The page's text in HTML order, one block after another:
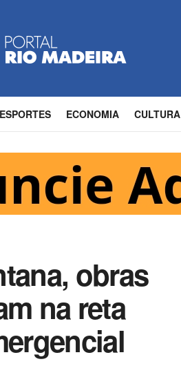
ESPORTES ECONOMIA CULTURA
obras
na reta